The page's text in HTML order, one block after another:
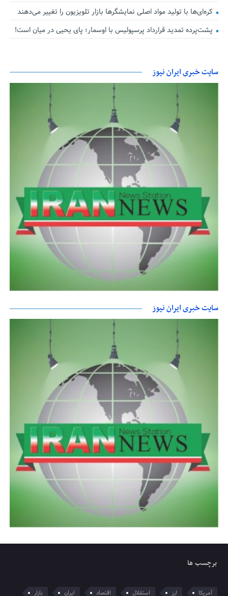
کره‌ای‌ها با تولید مواد اصلی نمایشگرها بازار تلویزیون را تغییر می‌دهند
پشت‌پرده تمدید قرارداد پرسپولیس با اوسمار؛ پای یحیی در میان است!
سایت خبری ایران نیوز
سایت خبری ایران نیوز
برچسب ها
آمریکا ارز استقلال اقتصاد ایران بازار